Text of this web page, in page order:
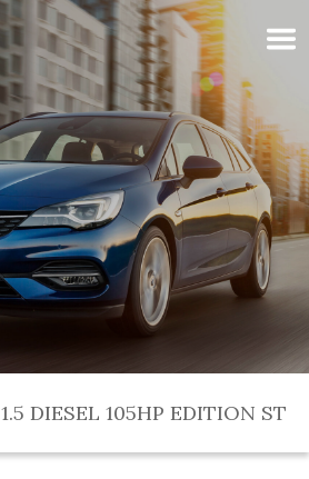
1.5 DIESEL 105HP EDITION ST